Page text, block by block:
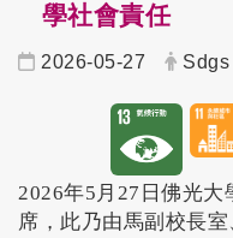
學社會責任
2026-05-27 Sdgs
2026年5月27日佛光大
席，此乃由馬副校長